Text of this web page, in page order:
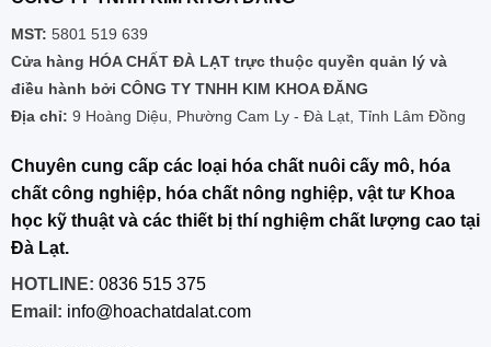
MST: 5801 519 639
Cửa hàng HÓA CHẤT ĐÀ LẠT trực thuộc quyền quản lý và
điều hành bởi CÔNG TY TNHH KIM KHOA ĐĂNG
Địa chỉ: 9 Hoàng Diệu, Phường Cam Ly - Đà Lạt, Tỉnh Lâm Đồng
Chuyên cung cấp các loại hóa chất nuôi cấy mô, hóa
chất công nghiệp, hóa chất nông nghiệp, vật tư Khoa
học kỹ thuật và các thiết bị thí nghiệm chất lượng cao tại
Đà Lạt.
HOTLINE: 0836 515 375
Email: info@hoachatdalat.com